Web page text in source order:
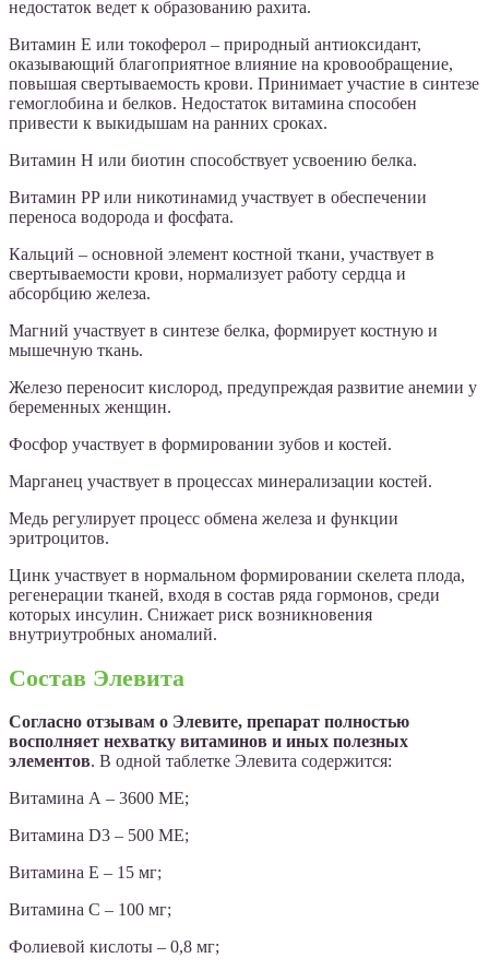
недостаток ведет к образованию рахита.
Витамин E или токоферол – природный антиоксидант,
оказывающий благоприятное влияние на кровообращение,
повышая свертываемость крови. Принимает участие в синтезе
гемоглобина и белков. Недостаток витамина способен
привести к выкидышам на ранних сроках.
Витамин H или биотин способствует усвоению белка.
Витамин PP или никотинамид участвует в обеспечении
переноса водорода и фосфата.
Кальций – основной элемент костной ткани, участвует в
свертываемости крови, нормализует работу сердца и
абсорбцию железа.
Магний участвует в синтезе белка, формирует костную и
мышечную ткань.
Железо переносит кислород, предупреждая развитие анемии у
беременных женщин.
Фосфор участвует в формировании зубов и костей.
Марганец участвует в процессах минерализации костей.
Медь регулирует процесс обмена железа и функции
эритроцитов.
Цинк участвует в нормальном формировании скелета плода,
регенерации тканей, входя в состав ряда гормонов, среди
которых инсулин. Снижает риск возникновения
внутриутробных аномалий.
Состав Элевита
Согласно отзывам о Элевите, препарат полностью
восполняет нехватку витаминов и иных полезных
элементов. В одной таблетке Элевита содержится:
Витамина А – 3600 МЕ;
Витамина D3 – 500 МЕ;
Витамина Е – 15 мг;
Витамина С – 100 мг;
Фолиевой кислоты – 0,8 мг;